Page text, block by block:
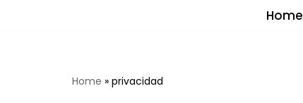
contenido
Home
Home » privacidad